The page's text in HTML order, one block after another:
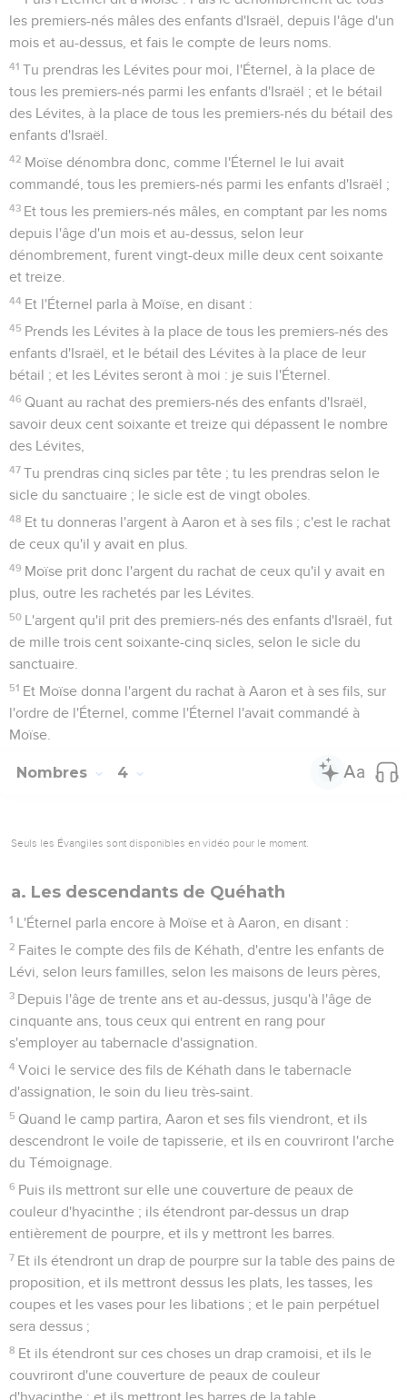
les premiers-nés mâles des enfants d'Israël, depuis l'âge d'un
mois et au-dessus, et fais le compte de leurs noms.
41 Tu prendras les Lévites pour moi, l'Éternel, à la place de
tous les premiers-nés parmi les enfants d'Israël ; et le bétail
des Lévites, à la place de tous les premiers-nés du bétail des
enfants d'Israël.
42 Moïse dénombra donc, comme l'Éternel le lui avait
commandé, tous les premiers-nés parmi les enfants d'Israël ;
43 Et tous les premiers-nés mâles, en comptant par les noms
depuis l'âge d'un mois et au-dessus, selon leur
dénombrement, furent vingt-deux mille deux cent soixante
et treize.
44 Et l'Éternel parla à Moïse, en disant :
45 Prends les Lévites à la place de tous les premiers-nés des
enfants d'Israël, et le bétail des Lévites à la place de leur
bétail ; et les Lévites seront à moi : je suis l'Éternel.
46 Quant au rachat des premiers-nés des enfants d'Israël,
savoir deux cent soixante et treize qui dépassent le nombre
des Lévites,
47 Tu prendras cinq sicles par tête ; tu les prendras selon le
sicle du sanctuaire ; le sicle est de vingt oboles.
48 Et tu donneras l'argent à Aaron et à ses fils ; c'est le rachat
de ceux qu'il y avait en plus.
49 Moïse prit donc l'argent du rachat de ceux qu'il y avait en
plus, outre les rachetés par les Lévites.
50 L'argent qu'il prit des premiers-nés des enfants d'Israël, fut
de mille trois cent soixante-cinq sicles, selon le sicle du
sanctuaire.
51 Et Moïse donna l'argent du rachat à Aaron et à ses fils, sur
l'ordre de l'Éternel, comme l'Éternel l'avait commandé à
Moïse.
Nombres 4
Seuls les Évangiles sont disponibles en vidéo pour le moment.
a. Les descendants de Quéhath
1 L'Éternel parla encore à Moïse et à Aaron, en disant :
2 Faites le compte des fils de Kéhath, d'entre les enfants de
Lévi, selon leurs familles, selon les maisons de leurs pères,
3 Depuis l'âge de trente ans et au-dessus, jusqu'à l'âge de
cinquante ans, tous ceux qui entrent en rang pour
s'employer au tabernacle d'assignation.
4 Voici le service des fils de Kéhath dans le tabernacle
d'assignation, le soin du lieu très-saint.
5 Quand le camp partira, Aaron et ses fils viendront, et ils
descendront le voile de tapisserie, et ils en couvriront l'arche
du Témoignage.
6 Puis ils mettront sur elle une couverture de peaux de
couleur d'hyacinthe ; ils étendront par-dessus un drap
entièrement de pourpre, et ils y mettront les barres.
7 Et ils étendront un drap de pourpre sur la table des pains de
proposition, et ils mettront dessus les plats, les tasses, les
coupes et les vases pour les libations ; et le pain perpétuel
sera dessus ;
8 Et ils étendront sur ces choses un drap cramoisi, et ils le
couvriront d'une couverture de peaux de couleur
d'hyacinthe ; et ils mettront les barres de la table.